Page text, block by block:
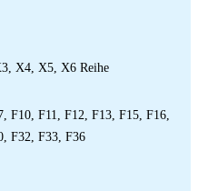
X4, X5, X6 Reihe
F10, F11, F12, F13, F15, F16,
F32, F33, F36